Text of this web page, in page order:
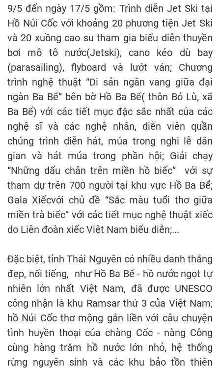
9/5 đến ngày 17/5 gồm: Trình diễn Jet Ski tại
Hồ Núi Cốc với khoảng 20 phương tiện Jet Ski
và 20 xuồng cao su tham gia biểu diễn thuyền
bơi mô tô nước(Jetski), cano kéo dù bay
(parasailing), flyboard và lướt ván; Chương
trình nghệ thuật “Di sản ngân vang giữa đại
ngàn Ba Bể” bên bờ Hồ Ba Bể( thôn Bó Lù, xã
Ba Bể) với các tiết mục đặc sắc nhất của các
nghệ sĩ và các nghệ nhân, diễn viên quần
chúng trình diễn hát, múa trong nghi lễ dân
gian và hát múa trong phần hội; Giải chạy
“Những dấu chân trên miền hồ biếc” với sự
tham dự trên 700 người tại khu vực Hồ Ba Bể;
Gala Xiếcvới chủ đề “Sắc màu tuổi thơ giữa
miền trà biếc” với các tiết mục nghệ thuật xiếc
do Liên đoàn xiếc Việt Nam biểu diễn;...
Đặc biệt, tỉnh Thái Nguyên có nhiều danh thắng
đẹp, nổi tiếng, như Hồ Ba Bể - hồ nước ngọt tự
nhiên lớn nhất Việt Nam, đã được UNESCO
công nhận là khu Ramsar thứ 3 của Việt Nam;
hồ Núi Cốc thơ mộng gắn liền với câu chuyện
tình huyền thoại của chàng Cốc - nàng Công
cùng hàng trăm hồ nước lớn nhỏ, hệ thống
rừng nguyên sinh và các khu bảo tồn thiên